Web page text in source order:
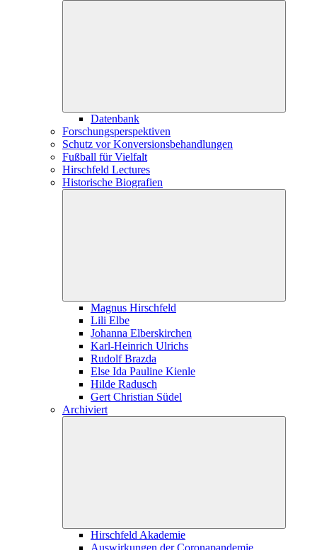
Datenbank
Forschungs­perspektiven
Schutz vor Konversions­­­­­­­­­­­­behandlungen
Fußball für Vielfalt
Hirschfeld Lectures
Historische Biografien
Magnus Hirschfeld
Lili Elbe
Johanna Elberskirchen
Karl-Heinrich Ulrichs
Rudolf Brazda
Else Ida Pauline Kienle
Hilde Radusch
Gert Christian Südel
Archiviert
Hirschfeld Akademie
Auswirkungen der Coronapandemie